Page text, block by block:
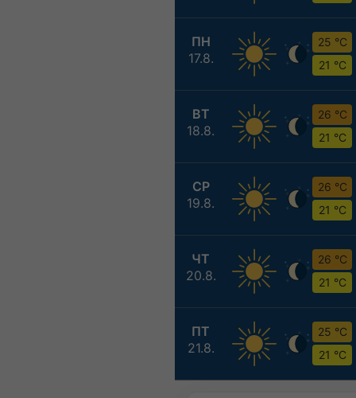
ПН
17.8.
25 °C
21 °C
ВТ
18.8.
26 °C
21 °C
СР
19.8.
26 °C
21 °C
ЧТ
20.8.
26 °C
21 °C
ПТ
21.8.
25 °C
21 °C